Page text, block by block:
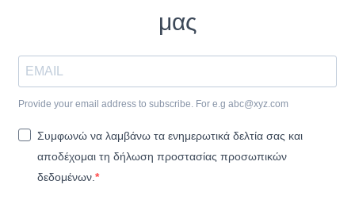
μας
Provide your email address to subscribe. For e.g abc@xyz.com
Συμφωνώ να λαμβάνω τα ενημερωτικά δελτία σας και
αποδέχομαι τη δήλωση προστασίας προσωπικών
δεδομένων.